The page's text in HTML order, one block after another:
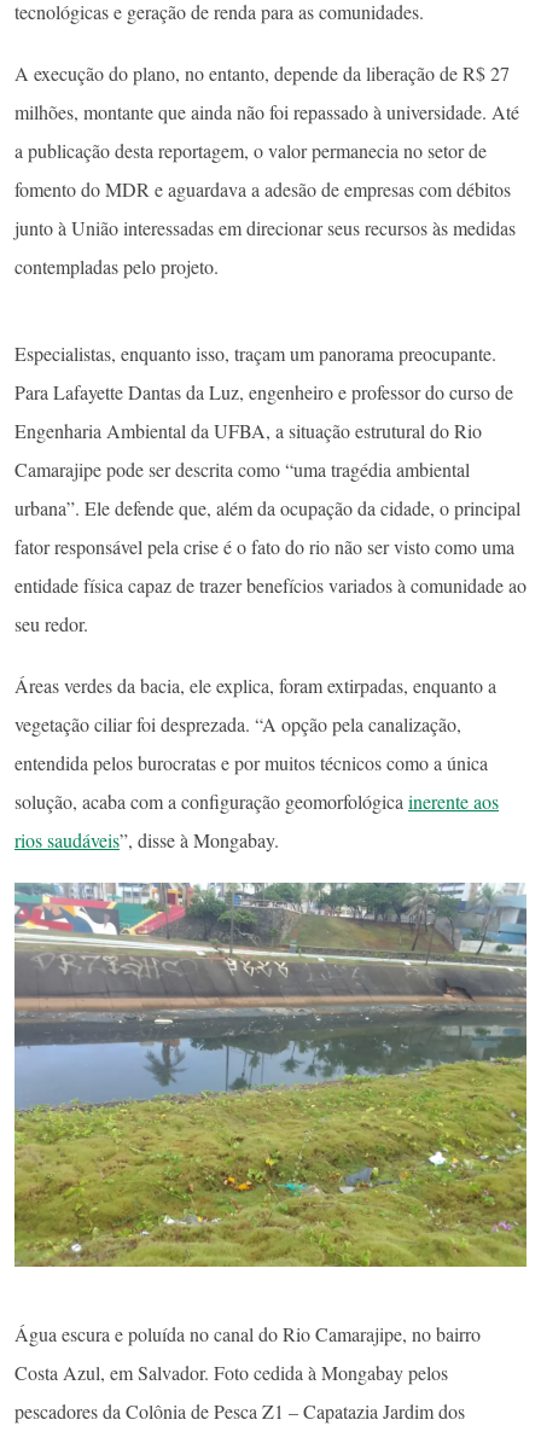
tecnológicas e geração de renda para as comunidades.
A execução do plano, no entanto, depende da liberação de R$ 27
milhões, montante que ainda não foi repassado à universidade. Até
a publicação desta reportagem, o valor permanecia no setor de
fomento do MDR e aguardava a adesão de empresas com débitos
junto à União interessadas em direcionar seus recursos às medidas
contempladas pelo projeto.
Especialistas, enquanto isso, traçam um panorama preocupante.
Para Lafayette Dantas da Luz, engenheiro e professor do curso de
Engenharia Ambiental da UFBA, a situação estrutural do Rio
Camarajipe pode ser descrita como “uma tragédia ambiental
urbana”. Ele defende que, além da ocupação da cidade, o principal
fator responsável pela crise é o fato do rio não ser visto como uma
entidade física capaz de trazer benefícios variados à comunidade ao
seu redor.
Áreas verdes da bacia, ele explica, foram extirpadas, enquanto a
vegetação ciliar foi desprezada. “A opção pela canalização,
entendida pelos burocratas e por muitos técnicos como a única
solução, acaba com a configuração geomorfológicainerente aos
rios saudáveis”, disse à Mongabay.
Água escura e poluída no canal do Rio Camarajipe, no bairro
Costa Azul, em Salvador. Foto cedida à Mongabay pelos
pescadores da Colônia de Pesca Z1 – Capatazia Jardim dos